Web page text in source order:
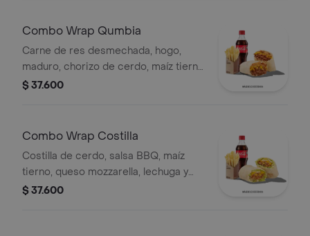
Combo Wrap Qumbia
Carne de res desmechada, hogo,
maduro, chorizo de cerdo, maíz tierno
y salsa Qbano, papas y bebida.
$ 37.600
Combo Wrap Costilla
Costilla de cerdo, salsa BBQ, maíz
tierno, queso mozzarella, lechuga y
salsa Qbano, papas a la francesa y
$ 37.600